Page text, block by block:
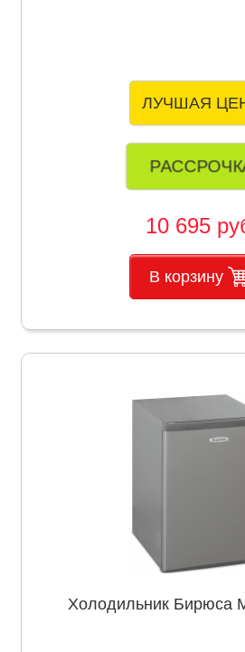
ЛУЧШАЯ
10 695
В корзину
Холодильник Бирюса